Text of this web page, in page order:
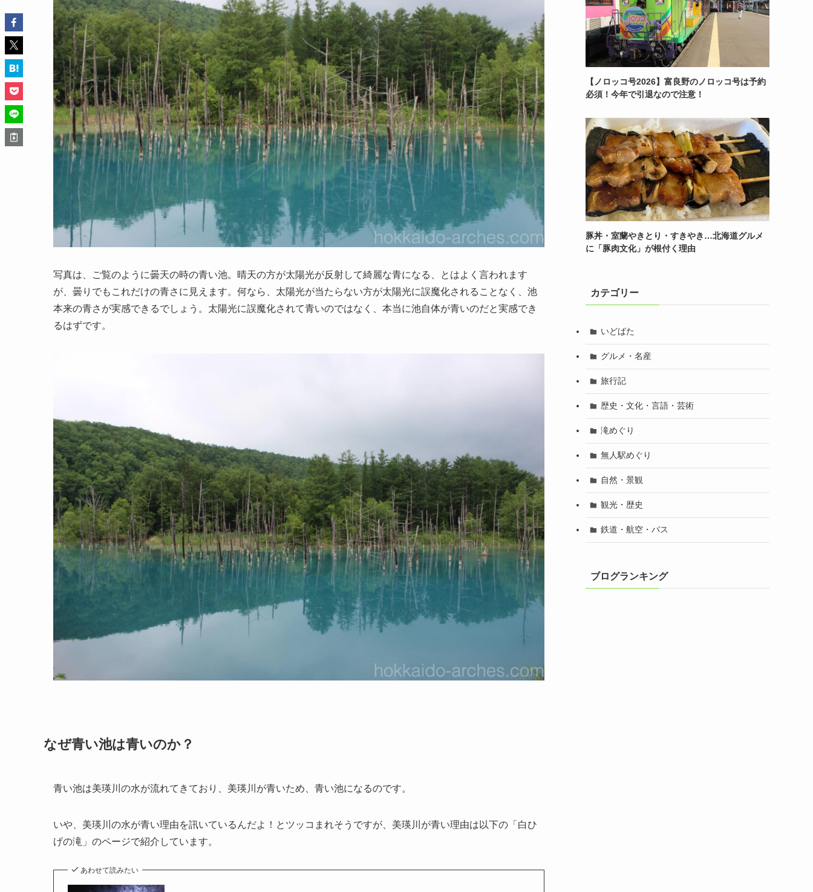
写真は、ご覧のように曇天の時の青い池。晴天の方が太陽光が反射して綺麗な青になる、とはよく言われます
が、曇りでもこれだけの青さに見えます。何なら、太陽光が当たらない方が太陽光に誤魔化されることなく、池
本来の青さが実感できるでしょう。太陽光に誤魔化されて青いのではなく、本当に池自体が青いのだと実感でき
るはずです。
なぜ青い池は青いのか？
青い池は美瑛川の水が流れてきており、美瑛川が青いため、青い池になるのです。
いや、美瑛川の水が青い理由を訊いているんだよ！とツッコまれそうですが、美瑛川が青い理由は以下の「白ひ
げの滝」のページで紹介しています。
あわせて読みたい
【ノロッコ号2026】富良野のノロッコ号は予約
必須！今年で引退なので注意！
豚丼・室蘭やきとり・すきやき…北海道グルメ
に「豚肉文化」が根付く理由
カテゴリー
いどばた
グルメ・名産
旅行記
歴史・文化・言語・芸術
滝めぐり
無人駅めぐり
自然・景観
観光・歴史
鉄道・航空・バス
ブログランキング